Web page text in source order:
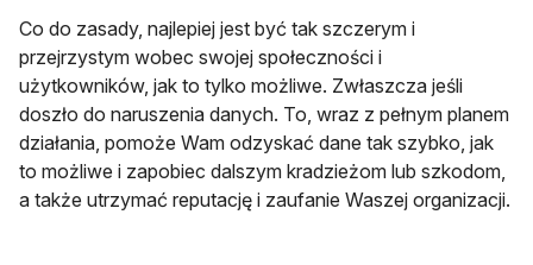
Co do zasady, najlepiej jest być tak szczerym i
przejrzystym wobec swojej społeczności i
użytkowników, jak to tylko możliwe. Zwłaszcza jeśli
doszło do naruszenia danych. To, wraz z pełnym planem
działania, pomoże Wam odzyskać dane tak szybko, jak
to możliwe i zapobiec dalszym kradzieżom lub szkodom,
a także utrzymać reputację i zaufanie Waszej organizacji.